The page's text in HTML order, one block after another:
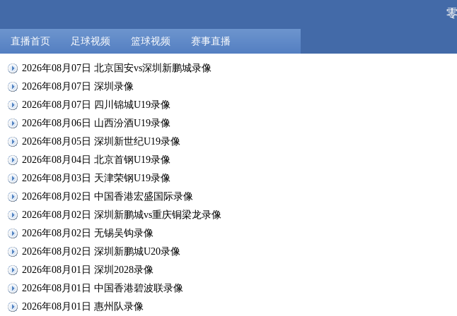
直播首页 足球视频 篮球视频 赛事直播
2026年08月07日 北京国安vs深圳新鹏城录像
2026年08月07日 深圳录像
2026年08月07日 四川锦城U19录像
2026年08月06日 山西汾酒U19录像
2026年08月05日 深圳新世纪U19录像
2026年08月04日 北京首钢U19录像
2026年08月03日 天津荣钢U19录像
2026年08月02日 中国香港宏盛国际录像
2026年08月02日 深圳新鹏城vs重庆铜梁龙录像
2026年08月02日 无锡吴钩录像
2026年08月02日 深圳新鹏城U20录像
2026年08月01日 深圳2028录像
2026年08月01日 中国香港碧波联录像
2026年08月01日 惠州队录像